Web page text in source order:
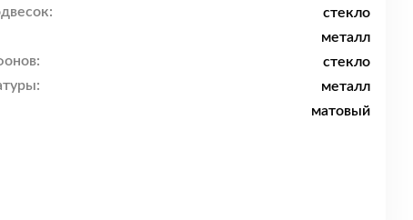
стекло
металл
стекло
металл
матовый